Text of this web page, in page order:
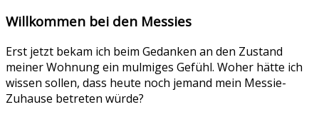
Willkommen bei den Messies
Erst jetzt bekam ich beim Gedanken an den Zustand
meiner Wohnung ein mulmiges Gefühl. Woher hätte ich
wissen sollen, dass heute noch jemand mein Messie-
Zuhause betreten würde?